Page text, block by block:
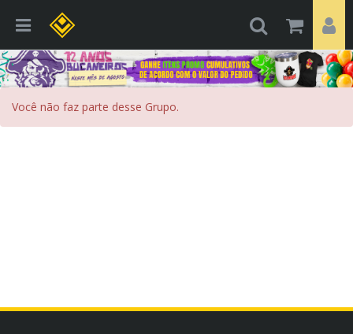
Você não faz parte desse Grupo.